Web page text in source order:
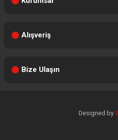
Alışveriş
Bize Ulaşın
Designed by